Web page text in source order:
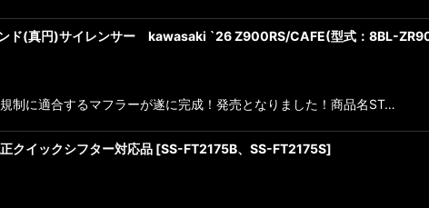
ンド(真円)サイレンサー kawasaki `26 Z900RS/CAFE(型式：8BL-
制に適合するマフラーが遂に完成！発売となりました！商品名ST…
イックシフター対応品 [SS-FT2175B、SS-FT2175S]